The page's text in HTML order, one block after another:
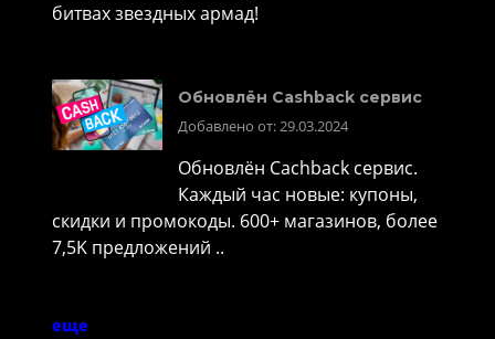
битвах звездных армад!
Обновлён Cashback сервис
Добавлено от: 29.03.2024
Обновлён Cachback сервис.
Каждый час новые: купоны,
скидки и промокоды. 600+ магазинов, более
7,5K предложений ..
еще